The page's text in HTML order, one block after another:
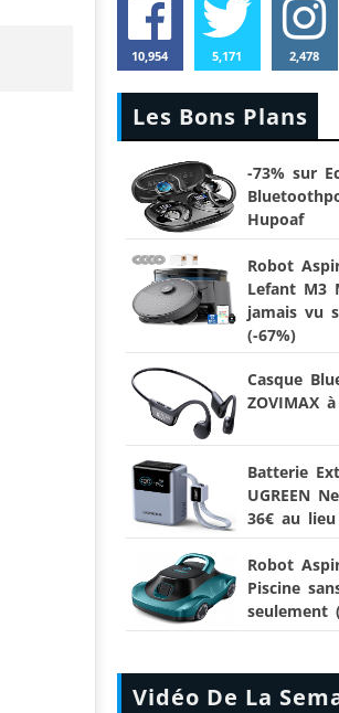
10,954 5,171 2,478
Les Bons Plans
-73% sur
Hupoaf
Robot
Lefant M3
jamais vu
(-67%)
Casque
ZOVIMAX
Batterie
UGREEN
36€ au
Robot
Piscine
seulement
Vidéo De La